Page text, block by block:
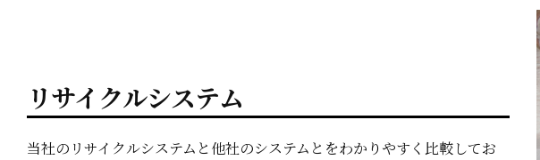
リサイクルシステム
当社のリサイクルシステムと他社のシステムとをわかりやすく比較してお